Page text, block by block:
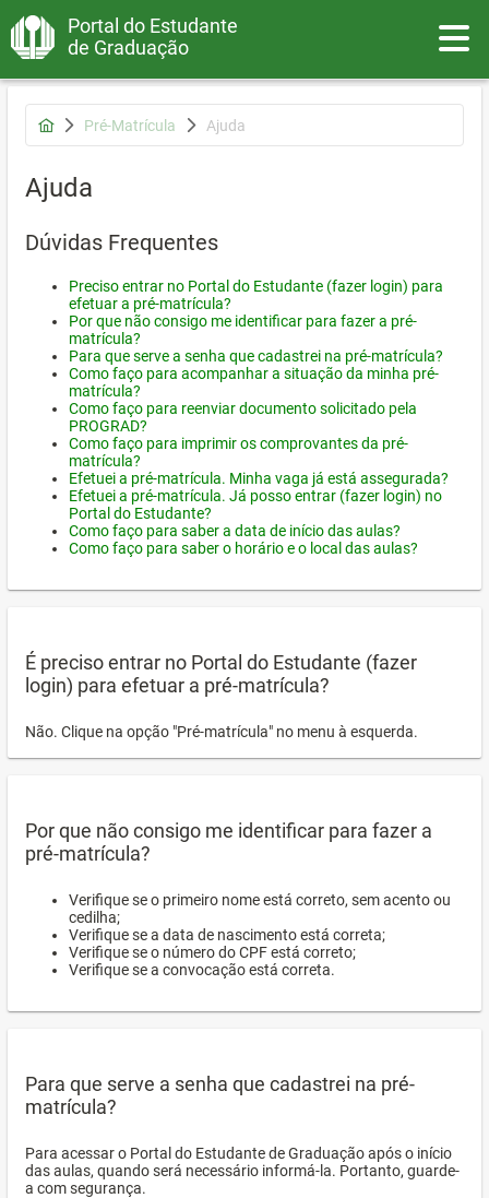
Portal do Estudante
de Graduação
Pré-Matrícula Ajuda
Ajuda
Dúvidas Frequentes
Preciso entrar no Portal do Estudante (fazer login) para
efetuar a pré-matrícula?
Por que não consigo me identificar para fazer a pré-
matrícula?
Para que serve a senha que cadastrei na pré-matrícula?
Como faço para acompanhar a situação da minha pré-
matrícula?
Como faço para reenviar documento solicitado pela
PROGRAD?
Como faço para imprimir os comprovantes da pré-
matrícula?
Efetuei a pré-matrícula. Minha vaga já está assegurada?
Efetuei a pré-matrícula. Já posso entrar (fazer login) no
Portal do Estudante?
Como faço para saber a data de início das aulas?
Como faço para saber o horário e o local das aulas?
É preciso entrar no Portal do Estudante (fazer
login) para efetuar a pré-matrícula?
Não. Clique na opção "Pré-matrícula" no menu à esquerda.
Por que não consigo me identificar para fazer a
pré-matrícula?
Verifique se o primeiro nome está correto, sem acento ou
cedilha;
Verifique se a data de nascimento está correta;
Verifique se o número do CPF está correto;
Verifique se a convocação está correta.
Para que serve a senha que cadastrei na pré-
matrícula?
Para acessar o Portal do Estudante de Graduação após o início
das aulas, quando será necessário informá-la. Portanto, guarde-
a com segurança.